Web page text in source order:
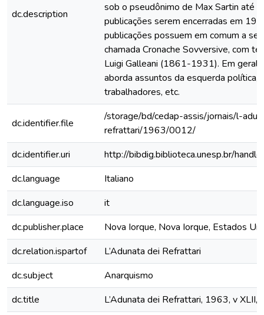
dc.description
sob o pseudônimo de Max Sartin até
publicações serem encerradas em
publicações possuem em comum a
chamada Cronache Sovversive, com
Luigi Galleani (1861-1931). Em geral,
aborda assuntos da esquerda política,
trabalhadores, etc.
dc.identifier.file
/storage/bd/cedap-assis/jornais/l-
refrattari/1963/0012/
dc.identifier.uri
http://bibdig.biblioteca.unesp.br/
dc.language
Italiano
dc.language.iso
it
dc.publisher.place
Nova Iorque, Nova Iorque, Estados
dc.relation.ispartof
L’Adunata dei Refrattari
dc.subject
Anarquismo
dc.title
L’Adunata dei Refrattari, 1963, v XLII,